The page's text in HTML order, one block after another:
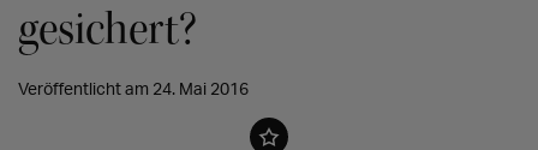
gesichert?
Veröffentlicht am 24. Mai 2016